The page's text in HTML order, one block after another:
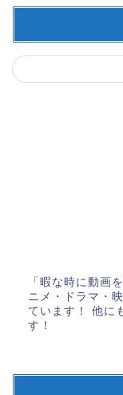
「暇な時に動画
ニメ・ドラマ・
ています！ 他に
す！